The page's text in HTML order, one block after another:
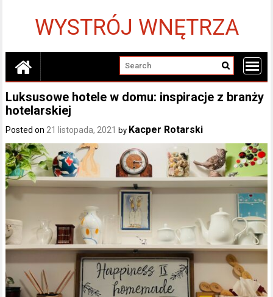
WYSTRÓJ WNĘTRZA
Luksusowe hotele w domu: inspiracje z branży
hotelarskiej
Posted on 21 listopada, 2021 by Kacper Rotarski